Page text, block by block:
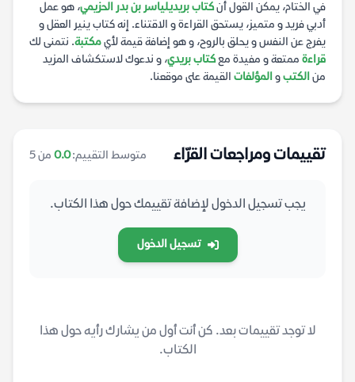
في الختام، يمكن القول أنكتاب بريديلياسر بن بدر الحزيمي، هو عمل
أدبي فريد و متميز، يستحق القراءة و الاقتناء. إنه كتاب ينير العقل و
يفرج عن النفس و يحلق بالروح، و هو إضافة قيمة لأيمكتبة. نتمنى لك
قراءة ممتعة و مفيدة معكتاب بريدي، و ندعوك لاستكشاف المزيد
منالكتبوالمؤلفات القيمة على موقعنا.
تقييمات ومراجعات القرّاء متوسط التقييم:0.0 من 5
يجب تسجيل الدخول لإضافة تقييمك حول هذا الكتاب.
تسجيل الدخول
لا توجد تقييمات بعد. كن أنت أول من يشارك رأيه حول هذا
الكتاب.